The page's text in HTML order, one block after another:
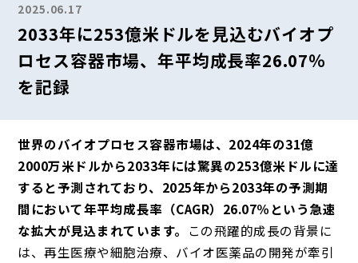
2025.06.17
2033年に253億米ドルを見込むバイオプ
ロセス容器市場、年平均成長率26.07％
を記録
世界のバイオプロセス容器市場は、2024年の31億
2000万米ドルから2033年には驚異の253億米ドルに達
すると予測されており、2025年から2033年の予測期
間において年平均成長率（CAGR）26.07％という急速
な拡大が見込まれています。 この飛躍的成長の背景に
は、再生医療や細胞治療、バイオ医薬品の開発が牽引